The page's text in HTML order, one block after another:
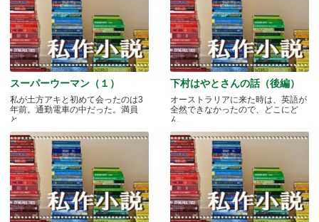
スーパーウーマン（１）
私が土方アキと初めて会ったのは3
年前。通勤電車の中だった。満員
と.....
下村はやとさんの話（後編）
オーストラリアに来た時は、英語が
全然できなかったので、どこにど
ん.....